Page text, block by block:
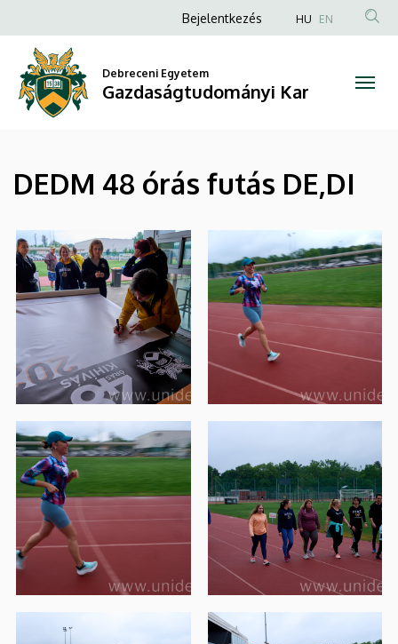
Gazdaságtudományi
Kar
a
tartalomra
Anonim
fiók
menüje
Bejelentkezés HU EN
Debreceni Egyetem
Gazdaságtudományi Kar
DEDM 48 órás futás DE,DI